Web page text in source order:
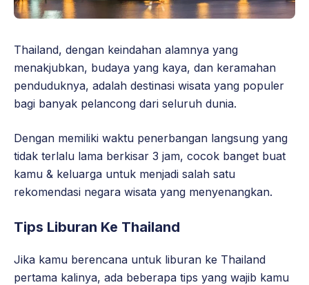
Thailand, dengan keindahan alamnya yang
menakjubkan, budaya yang kaya, dan keramahan
penduduknya, adalah destinasi wisata yang populer
bagi banyak pelancong dari seluruh dunia.
Dengan memiliki waktu penerbangan langsung yang
tidak terlalu lama berkisar 3 jam, cocok banget buat
kamu & keluarga untuk menjadi salah satu
rekomendasi negara wisata yang menyenangkan.
Tips Liburan Ke Thailand
Jika kamu berencana untuk liburan ke Thailand
pertama kalinya, ada beberapa tips yang wajib kamu